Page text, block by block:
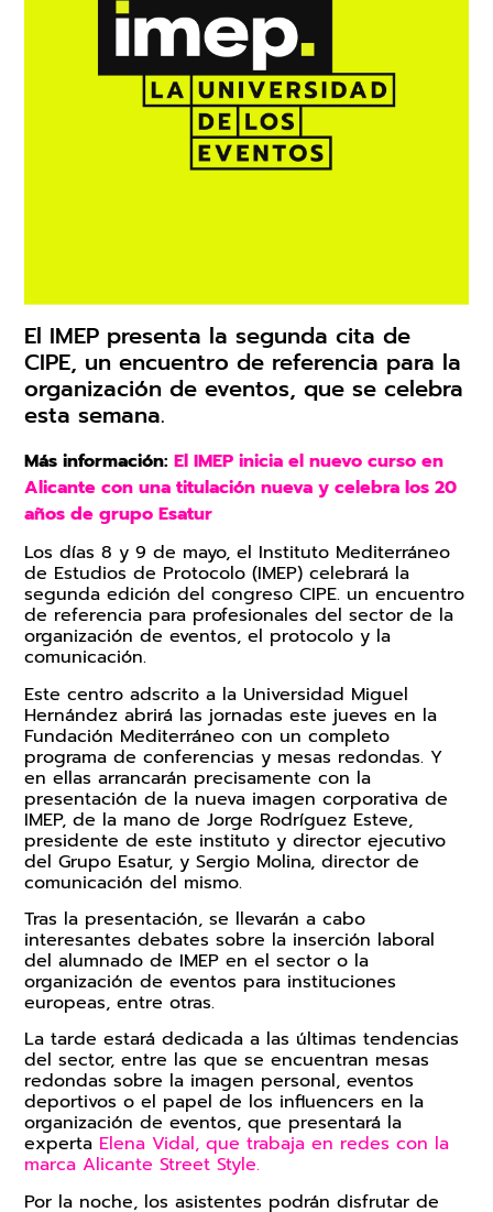
Trabaja en IMEP
Claustro Docente
Calidad y Medio Ambiente
El IMEP presenta la segunda cita de
CIPE, un encuentro de referencia para la
organización de eventos, que se celebra
esta semana.
Más información:El IMEP inicia el nuevo curso en
Alicante con una titulación nueva y celebra los 20
años de grupo Esatur
Los días 8 y 9 de mayo, el Instituto Mediterráneo
de Estudios de Protocolo (IMEP) celebrará la
segunda edición del congreso CIPE. un encuentro
de referencia para profesionales del sector de la
organización de eventos, el protocolo y la
comunicación.
Este centro adscrito a la Universidad Miguel
Hernández abrirá las jornadas este jueves en la
Fundación Mediterráneo con un completo
programa de conferencias y mesas redondas. Y
en ellas arrancarán precisamente con la
presentación de la nueva imagen corporativa de
IMEP, de la mano de Jorge Rodríguez Esteve,
presidente de este instituto y director ejecutivo
del Grupo Esatur, y Sergio Molina, director de
comunicación del mismo.
Tras la presentación, se llevarán a cabo
interesantes debates sobre la inserción laboral
del alumnado de IMEP en el sector o la
organización de eventos para instituciones
europeas, entre otras.
La tarde estará dedicada a las últimas tendencias
del sector, entre las que se encuentran mesas
redondas sobre la imagen personal, eventos
deportivos o el papel de los influencers en la
organización de eventos, que presentará la
experta Elena Vidal, que trabaja en redes con la
marca Alicante Street Style.
Por la noche, los asistentes podrán disfrutar de